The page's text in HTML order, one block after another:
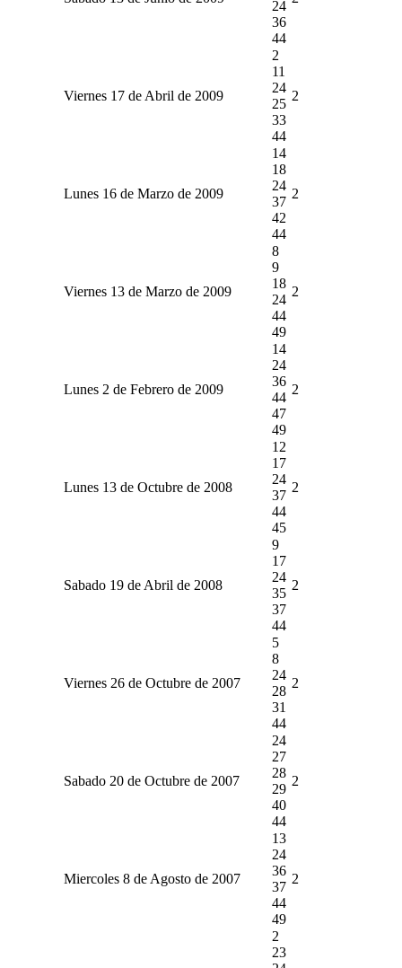
24
36
44
Viernes 17 de Abril de 2009
2
11
24
25
33
44
2
Lunes 16 de Marzo de 2009
14
18
24
37
42
44
2
Viernes 13 de Marzo de 2009
8
9
18
24
44
49
2
Lunes 2 de Febrero de 2009
14
24
36
44
47
49
2
Lunes 13 de Octubre de 2008
12
17
24
37
44
45
2
Sabado 19 de Abril de 2008
9
17
24
35
37
44
2
Viernes 26 de Octubre de 2007
5
8
24
28
31
44
2
Sabado 20 de Octubre de 2007
24
27
28
29
40
44
2
Miercoles 8 de Agosto de 2007
13
24
36
37
44
49
2
2
23